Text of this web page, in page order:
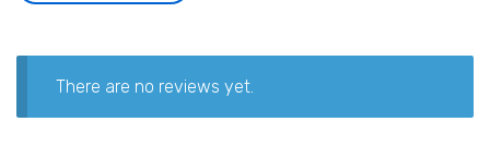
There are no reviews yet.